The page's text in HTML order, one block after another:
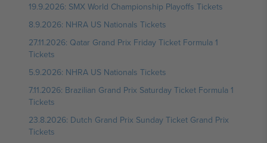
19.9.2026: SMX World Championship Playoffs Tickets
8.9.2026: NHRA US Nationals Tickets
27.11.2026: Qatar Grand Prix Friday Ticket Formula 1
Tickets
5.9.2026: NHRA US Nationals Tickets
7.11.2026: Brazilian Grand Prix Saturday Ticket Formula 1
Tickets
23.8.2026: Dutch Grand Prix Sunday Ticket Grand Prix
Tickets